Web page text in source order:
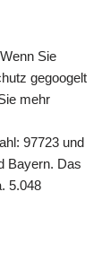
Sie
gegoogelt
mehr
97723 und
Bayern. Das
5.048